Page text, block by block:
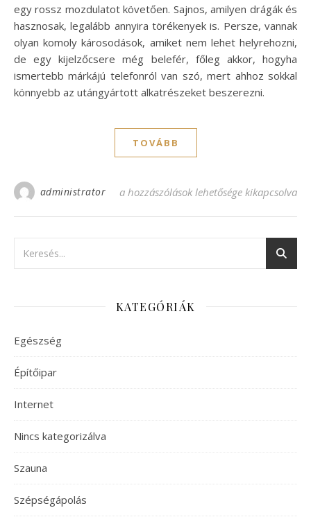
egy rossz mozdulatot követően. Sajnos, amilyen drágák és
hasznosak, legalább annyira törékenyek is. Persze, vannak
olyan komoly károsodások, amiket nem lehet helyrehozni,
de egy kijelzőcsere még belefér, főleg akkor, hogyha
ismertebb márkájú telefonról van szó, mert ahhoz sokkal
könnyebb az utángyártott alkatrészeket beszerezni.
TOVÁBB
administrator Segíteni fog a kijelzőcsere bejegyzéshez
a hozzászólások lehetősége kikapcsolva
KATEGÓRIÁK
Egészség
Építőipar
Internet
Nincs kategorizálva
Szauna
Szépségápolás